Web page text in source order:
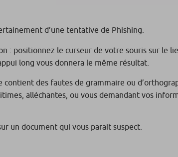
d’une tentative de Phishing.
: positionnez le curseur de votre souris sur le
long vous donnera le même résultat.
des fautes de grammaire ou
alléchantes, ou vous demandant vos
un document qui vous parait suspect.